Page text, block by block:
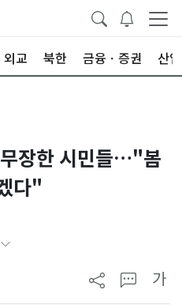
외교 북한 금융ㆍ증권 산업
장한 시민들…"봄
다"
가